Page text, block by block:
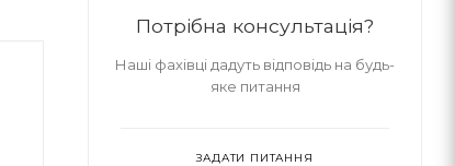
Потрібна консультація?
Наші фахівці дадуть відповідь на будь-
яке питання
ЗАДАТИ ПИТАННЯ